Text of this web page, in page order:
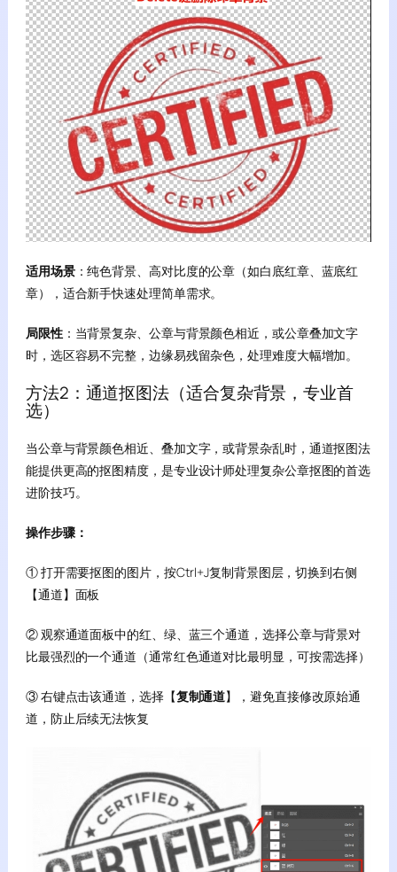
适用场景：纯色背景、高对比度的公章（如白底红章、蓝底红
章），适合新手快速处理简单需求。
局限性：当背景复杂、公章与背景颜色相近，或公章叠加文字
时，选区容易不完整，边缘易残留杂色，处理难度大幅增加。
方法2：通道抠图法（适合复杂背景，专业首
选）
当公章与背景颜色相近、叠加文字，或背景杂乱时，通道抠图法
能提供更高的抠图精度，是专业设计师处理复杂公章抠图的首选
进阶技巧。
操作步骤：
① 打开需要抠图的图片，按Ctrl+J复制背景图层，切换到右侧
【通道】面板
② 观察通道面板中的红、绿、蓝三个通道，选择公章与背景对
比最强烈的一个通道（通常红色通道对比最明显，可按需选择）
③ 右键点击该通道，选择【复制通道】，避免直接修改原始通
道，防止后续无法恢复